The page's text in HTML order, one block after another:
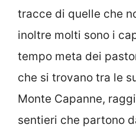
tracce di quelle che
inoltre molti sono i
tempo meta dei
che si trovano tra le
Monte Capanne,
sentieri che partono